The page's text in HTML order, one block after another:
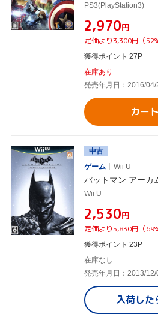
PS3(PlayStation3)
¥2,970円
定価より3,300円（
獲得ポイント 27P
在庫あり
発売年月日：2016/04/
カー
中古
ゲーム
Wii U
バットマン アーカ
Wii U
¥2,530円
定価より5,830円（
獲得ポイント 23P
在庫なし
発売年月日：2013/12/
入荷した